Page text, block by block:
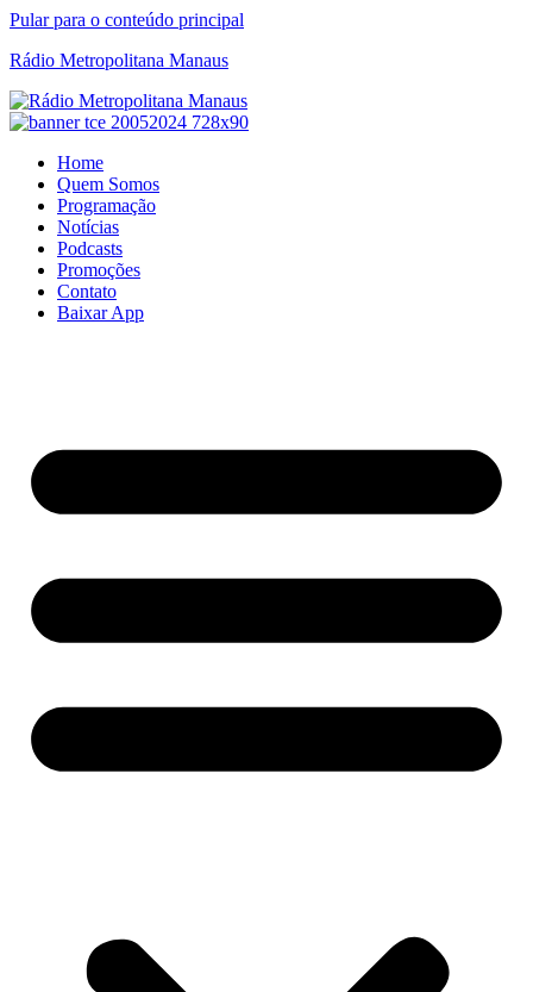
Pular para o conteúdo principal
Rádio Metropolitana Manaus
Home
Quem Somos
Programação
Notícias
Podcasts
Promoções
Contato
Baixar App